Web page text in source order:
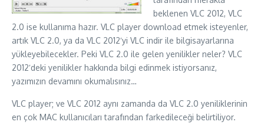
beklenen VLC 2012, VLC
2.0 ise kullanıma hazır. VLC player download etmek isteyenler,
artık VLC 2.0, ya da VLC 2012′yi VLC indir ile bilgisayarlarına
yükleyebilecekler. Peki VLC 2.0 ile gelen yenilikler neler? VLC
2012′deki yenilikler hakkında bilgi edinmek istiyorsanız,
yazımızın devamını okumalısınız…
VLC player; ve VLC 2012 aynı zamanda da VLC 2.0 yeniliklerinin
en çok MAC kullanıcıları tarafından farkedileceği belirtiliyor.